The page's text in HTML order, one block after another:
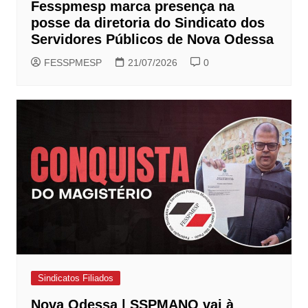
Fesspmesp marca presença na
posse da diretoria do Sindicato dos
Servidores Públicos de Nova Odessa
FESSPMESP 21/07/2026 0
Sindicatos Filiados
Nova Odessa | SSPMANO vai à